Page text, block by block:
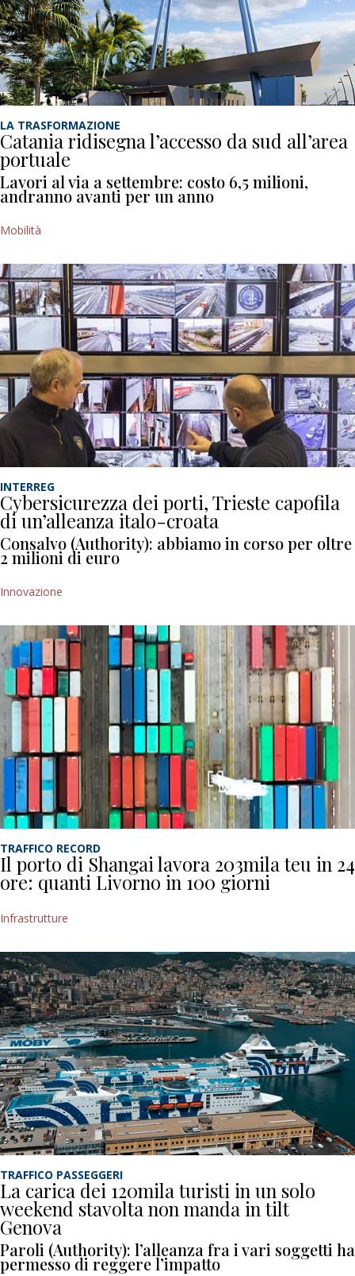
LA TRASFORMAZIONE
Catania ridisegna l’accesso da sud all’area
portuale
Lavori al via a settembre: costo 6,5 milioni,
andranno avanti per un anno
Mobilità
INTERREG
Cybersicurezza dei porti, Trieste capofila
di un’alleanza italo-croata
Consalvo (Authority): abbiamo in corso per oltre
2 milioni di euro
Innovazione
TRAFFICO RECORD
Il porto di Shangai lavora 203mila teu in 24
ore: quanti Livorno in 100 giorni
Infrastrutture
TRAFFICO PASSEGGERI
La carica dei 120mila turisti in un solo
weekend stavolta non manda in tilt
Genova
Paroli (Authority): l’alleanza fra i vari soggetti ha
permesso di reggere l’impatto